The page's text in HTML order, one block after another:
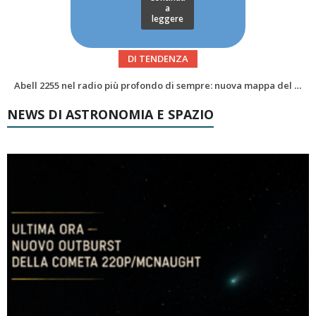
a
leggere
DI TENDENZA
Alzando gli occhi al cielo – Vale la sveglia?Le congiunzioni di agosto 2026
NEWS DI ASTRONOMIA E SPAZIO